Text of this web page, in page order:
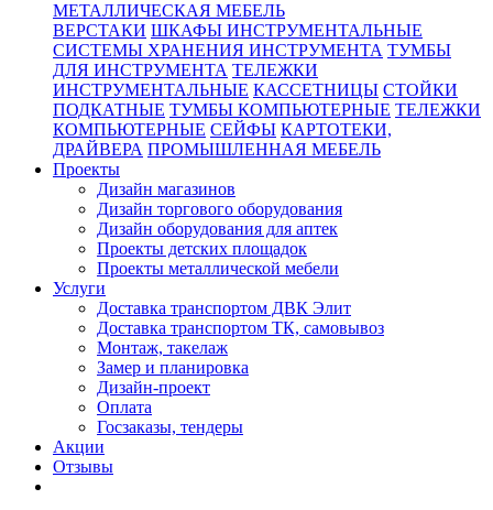
МЕТАЛЛИЧЕСКАЯ МЕБЕЛЬ
ВЕРСТАКИ ШКАФЫ ИНСТРУМЕНТАЛЬНЫЕ
СИСТЕМЫ ХРАНЕНИЯ ИНСТРУМЕНТА ТУМБЫ
ДЛЯ ИНСТРУМЕНТА ТЕЛЕЖКИ
ИНСТРУМЕНТАЛЬНЫЕ КАССЕТНИЦЫ СТОЙКИ
ПОДКАТНЫЕ ТУМБЫ КОМПЬЮТЕРНЫЕ ТЕЛЕЖКИ
КОМПЬЮТЕРНЫЕ СЕЙФЫ КАРТОТЕКИ,
ДРАЙВЕРА ПРОМЫШЛЕННАЯ МЕБЕЛЬ
Проекты
Дизайн магазинов
Дизайн торгового оборудования
Дизайн оборудования для аптек
Проекты детских площадок
Проекты металлической мебели
Услуги
Доставка транспортом ДВК Элит
Доставка транспортом ТК, самовывоз
Монтаж, такелаж
Замер и планировка
Дизайн-проект
Оплата
Госзаказы, тендеры
Акции
Отзывы